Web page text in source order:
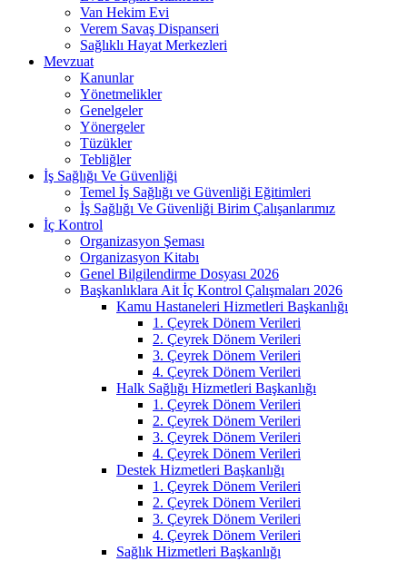
Van Hekim Evi
Verem Savaş Dispanseri
Sağlıklı Hayat Merkezleri
Mevzuat
Kanunlar
Yönetmelikler
Genelgeler
Yönergeler
Tüzükler
Tebliğler
İş Sağlığı Ve Güvenliği
Temel İş Sağlığı ve Güvenliği Eğitimleri
İş Sağlığı Ve Güvenliği Birim Çalışanlarımız
İç Kontrol
Organizasyon Şeması
Organizasyon Kitabı
Genel Bilgilendirme Dosyası 2026
Başkanlıklara Ait İç Kontrol Çalışmaları 2026
Kamu Hastaneleri Hizmetleri Başkanlığı
1. Çeyrek Dönem Verileri
2. Çeyrek Dönem Verileri
3. Çeyrek Dönem Verileri
4. Çeyrek Dönem Verileri
Halk Sağlığı Hizmetleri Başkanlığı
1. Çeyrek Dönem Verileri
2. Çeyrek Dönem Verileri
3. Çeyrek Dönem Verileri
4. Çeyrek Dönem Verileri
Destek Hizmetleri Başkanlığı
1. Çeyrek Dönem Verileri
2. Çeyrek Dönem Verileri
3. Çeyrek Dönem Verileri
4. Çeyrek Dönem Verileri
Sağlık Hizmetleri Başkanlığı